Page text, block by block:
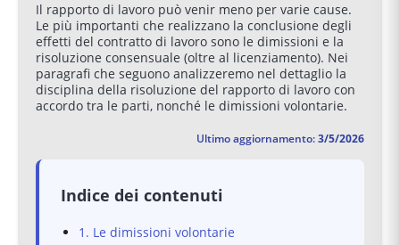
Il rapporto di lavoro può venir meno per varie cause.
Le più importanti che realizzano la conclusione degli
effetti del contratto di lavoro sono le dimissioni e la
risoluzione consensuale (oltre al licenziamento). Nei
paragrafi che seguono analizzeremo nel dettaglio la
disciplina della risoluzione del rapporto di lavoro con
accordo tra le parti, nonché le dimissioni volontarie.
Ultimo aggiornamento:3/5/2026
Indice dei contenuti
1. Le dimissioni volontarie